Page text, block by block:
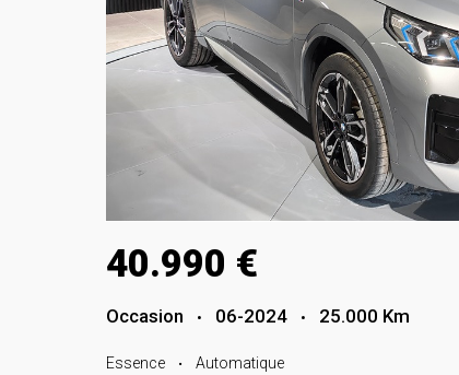
40.990 €
Occasion • 06-2024 • 25.000 Km
Essence • Automatique